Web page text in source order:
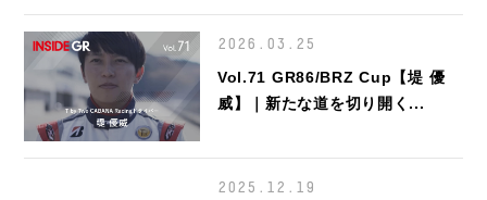
2026.03.25
Vol.71 GR86/BRZ Cup【堤 優
威】｜新たな道を切り開く...
2025.12.19